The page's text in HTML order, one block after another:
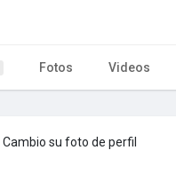
Fotos Videos
Cambio su foto de perfil